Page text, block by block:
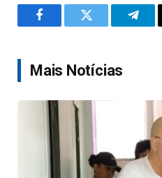
FacebookTwitter
Mais Notícias